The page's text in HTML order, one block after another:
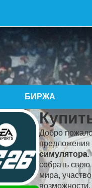
БИРЖА
Добро
предложения
симулятора.
собрать свою
мира,
возможности,